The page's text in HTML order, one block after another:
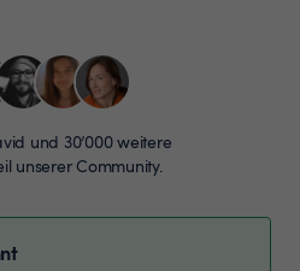
und 30’000 weitere
unserer Community.